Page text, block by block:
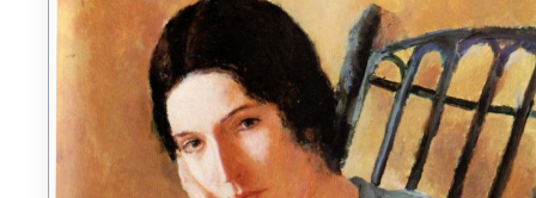
LE COLLEZIONI
GLI AUTORI
LORENZO VIANI
MOSTRE
EVENTI
PALAZZO DELLE MUSE